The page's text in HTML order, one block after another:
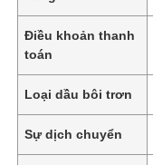
Điều khoản thanh
toán
Loại dầu bôi trơn
Sự dịch chuyển